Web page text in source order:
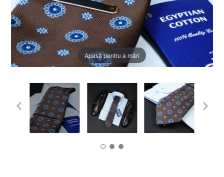
Apasă pentru a mări